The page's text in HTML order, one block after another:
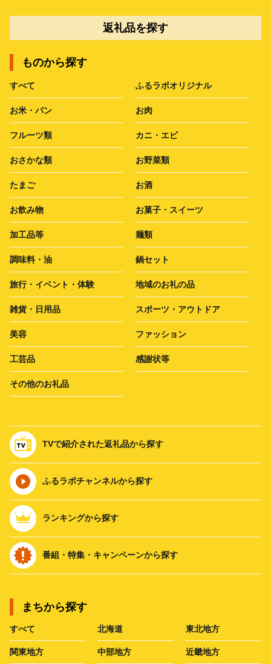
返礼品を探す
ものから探す
すべて ふるラボオリジナル
お米・パン お肉
フルーツ類 カニ・エビ
おさかな類 お野菜類
たまご お酒
お飲み物 お菓子・スイーツ
加工品等 麺類
調味料・油 鍋セット
旅行・イベント・体験 地域のお礼の品
雑貨・日用品 スポーツ・アウトドア
美容 ファッション
工芸品 感謝状等
その他のお礼品
TVで紹介された返礼品から探す
ふるラボチャンネルから探す
ランキングから探す
番組・特集・キャンペーンから探す
まちから探す
すべて 北海道 東北地方
関東地方 中部地方 近畿地方